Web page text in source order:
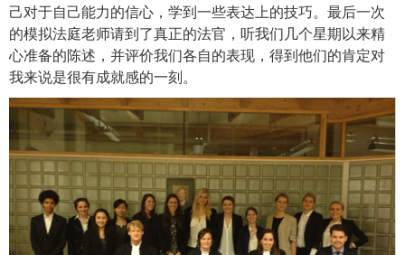
己对于自己能力的信心，学到一些表达上的技巧。最后一次
的模拟法庭老师请到了真正的法官，听我们几个星期以来精
心准备的陈述，并评价我们各自的表现，得到他们的肯定对
我来说是很有成就感的一刻。